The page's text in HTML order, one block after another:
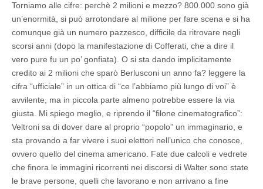
Torniamo alle cifre: perchè 2 milioni e mezzo? 800.000 sono già
un’enormità, si può arrotondare al milione per fare scena e si ha
comunque già un numero pazzesco, difficile da ritrovare negli
scorsi anni (dopo la manifestazione di Cofferati, che a dire il
vero pure fu un po’ gonfiata). O si sta dando implicitamente
credito ai 2 milioni che sparò Berlusconi un anno fa? leggere la
cifra “ufficiale” in un ottica di “ce l’abbiamo più lungo di voi” è
avvilente, ma in piccola parte almeno potrebbe essere la via
giusta. Mi spiego meglio, e riprendo il “filone cinematografico”:
Veltroni sa di dover dare al proprio “popolo” un immaginario, e
sta provando a far vivere i suoi elettori nell’unico che conosce,
ovvero quello del cinema americano. Fate due calcoli e vedrete
che finora le immagini ricorrenti nei discorsi di Walter sono state
le brave persone, quelli che lavorano e non arrivano a fine